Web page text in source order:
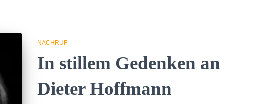
NACHRUF
In stillem Gedenken an
Dieter Hoffmann